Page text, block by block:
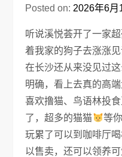
Posted on: 2026年6月
听说溪悦荟开了一家
着我家的狗子去涨涨见
在长沙还从来没见过
明确，看上去真的高
喜欢撸猫、鸟语林投
了，超多的猫猫
等
玩累了可以到咖啡厅
以售卖，还可以领养